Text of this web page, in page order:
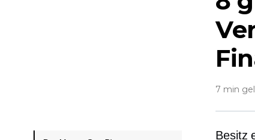
7 min
Besitz